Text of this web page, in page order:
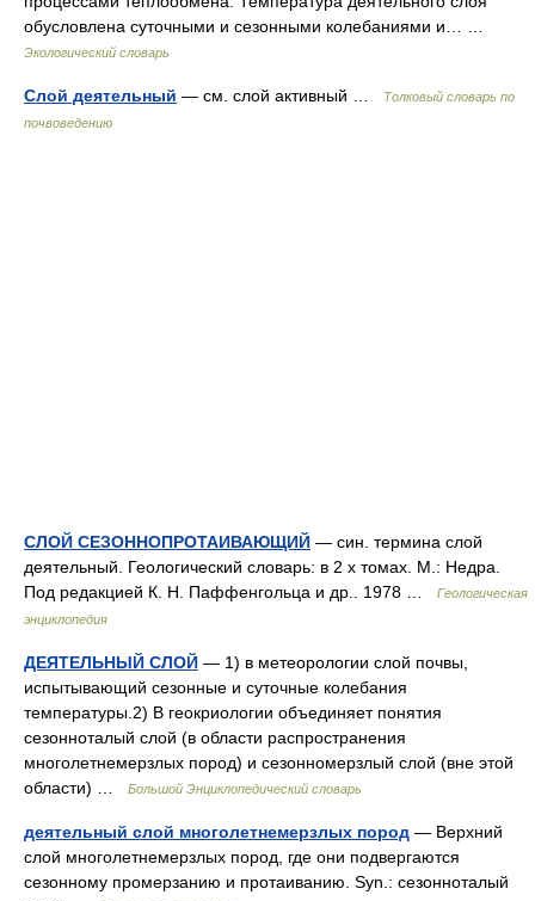
обусловлена суточными и сезонными колебаниями и… …
Экологический словарь
Слой деятельный — см. слой активный …
Толковый словарь по
почвоведению
СЛОЙ СЕЗОННОПРОТАИВАЮЩИЙ — син. термина слой
деятельный. Геологический словарь: в 2 х томах. М.: Недра.
Под редакцией К. Н. Паффенгольца и др.. 1978 …
Геологическая
энциклопедия
ДЕЯТЕЛЬНЫЙ СЛОЙ — 1) в метеорологии слой почвы,
испытывающий сезонные и суточные колебания
температуры.2) В геокриологии объединяет понятия
сезонноталый слой (в области распространения
многолетнемерзлых пород) и сезонномерзлый слой (вне этой
области) …
Большой Энциклопедический словарь
деятельный слой многолетнемерзлых пород — Верхний
слой многолетнемерзлых пород, где они подвергаются
сезонному промерзанию и протаиванию. Syn.: сезонноталый